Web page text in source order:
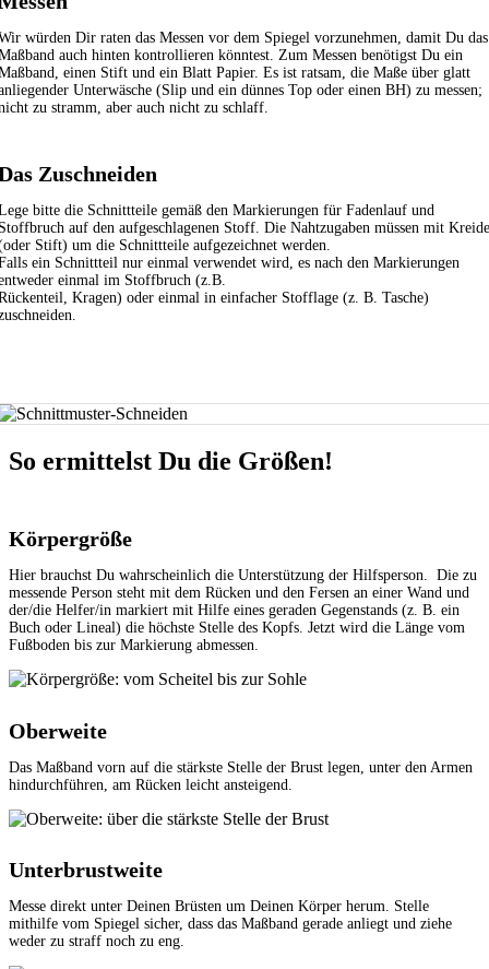
würden Dir raten das Messen vor dem Spiegel vorzunehmen, damit Du das
auch hinten kontrollieren könntest. Zum Messen benötigst Du ein
einen Stift und ein Blatt Papier. Es ist ratsam, die Maße über glatt
Unterwäsche (Slip und ein dünnes Top oder einen BH) zu messen;
zu stramm, aber auch nicht zu schlaff.
Zuschneiden
bitte die Schnittteile gemäß den Markierungen für Fadenlauf und
auf den aufgeschlagenen Stoff. Die Nahtzugaben müssen mit Kreide
Stift) um die Schnittteile aufgezeichnet werden.
ein Schnittteil nur einmal verwendet wird, es nach den Markierungen
einmal im Stoffbruch (z.B.
Kragen) oder einmal in einfacher Stofflage (z. B. Tasche)
So ermittelst Du die Größen!
Körpergröße
Hier brauchst Du wahrscheinlich die Unterstützung der Hilfsperson. Die zu
messende Person steht mit dem Rücken und den Fersen an einer Wand und
der/die Helfer/in markiert mit Hilfe eines geraden Gegenstands (z. B. ein
Buch oder Lineal) die höchste Stelle des Kopfs. Jetzt wird die Länge vom
Fußboden bis zur Markierung abmessen.
Oberweite
Das Maßband vorn auf die stärkste Stelle der Brust legen, unter den Armen
hindurchführen, am Rücken leicht ansteigend.
Unterbrustweite
Messe direkt unter Deinen Brüsten um Deinen Körper herum. Stelle
mithilfe vom Spiegel sicher, dass das Maßband gerade anliegt und ziehe
weder zu straff noch zu eng.